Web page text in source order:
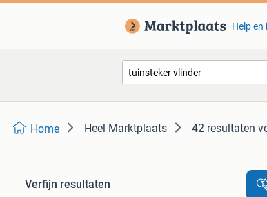
Help en
Home Heel Marktplaats 42 resultaten
Verfijn resultaten